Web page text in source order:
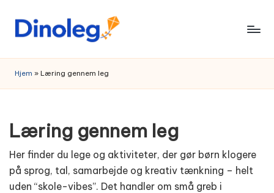
content
Hjem » Læring gennem leg
Læring gennem leg
Her finder du lege og aktiviteter, der gør børn klogere
på sprog, tal, samarbejde og kreativ tænkning – helt
uden “skole-vibes”. Det handler om små greb i